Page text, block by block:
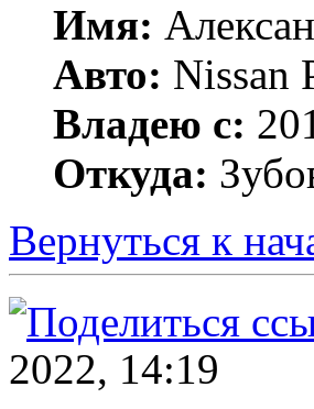
Имя:
Авто:
Владею с:
Откуда:
Вернуться к
2022, 14:19